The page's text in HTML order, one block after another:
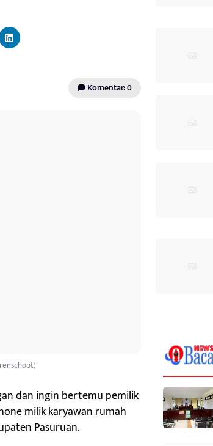
Komentar: 0
dan ingin bertemu pemilik
milik karyawan rumah
Pasuruan.